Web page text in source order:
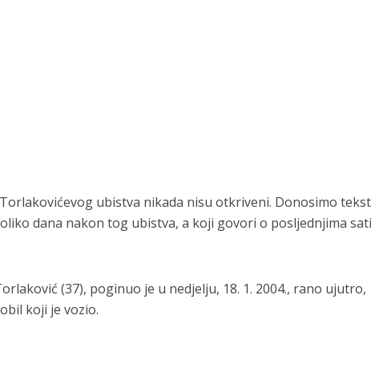
ubistva nikada nisu otkriveni. Donosimo tekst
dana nakon tog ubistva, a koji govori o posljednjima
(37), poginuo je u nedjelju, 18. 1. 2004., rano ujutro,
koji je vozio.